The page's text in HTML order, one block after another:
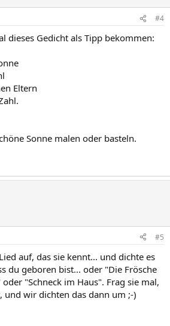
#4
dieses Gedicht als Tipp bekommen:
Eltern
Sonne malen oder basteln.
#5
auf, das sie kennt... und dichte es
du geboren bist... oder "Die Frösche
"Schneck im Haus". Frag sie mal,
und wir dichten das dann um ;-)